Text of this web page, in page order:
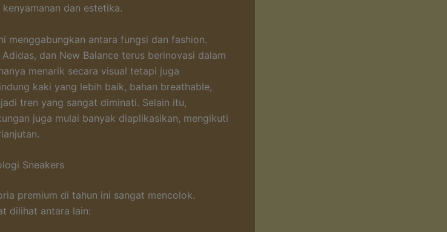
dan estetika.
menggabungkan antara fungsi dan fashion.
dan New Balance terus berinovasi dalam
menarik secara visual tetapi juga
kaki yang lebih baik, bahan breathable,
tren yang sangat diminati. Selain itu,
juga mulai banyak diaplikasikan, mengikuti
Sneakers
premium di tahun ini sangat mencolok.
dilihat antara lain: